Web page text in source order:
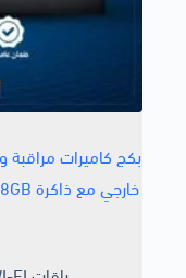
خارجي مع ذاكرة 128GB وجهاز NVR (تركيب كامل) – ايزفيز